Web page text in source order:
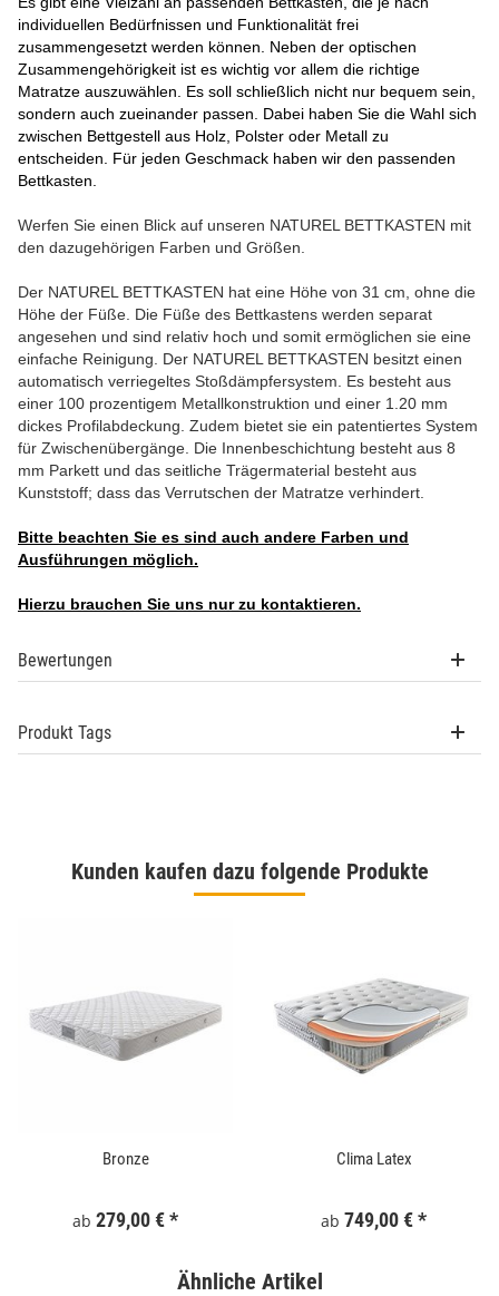
individuellen Bedürfnissen und Funktionalität frei
zusammengesetzt werden können. Neben der optischen
Zusammengehörigkeit ist es wichtig vor allem die richtige
Matratze auszuwählen. Es soll schließlich nicht nur bequem sein,
sondern auch zueinander passen. Dabei haben Sie die Wahl sich
zwischen Bettgestell aus Holz, Polster oder Metall zu
entscheiden. Für jeden Geschmack haben wir den passenden
Bettkasten.
Werfen Sie einen Blick auf unseren NATUREL BETTKASTEN mit
den dazugehörigen Farben und Größen.
Der NATUREL BETTKASTEN hat eine Höhe von 31 cm, ohne die
Höhe der Füße. Die Füße des Bettkastens werden separat
angesehen und sind relativ hoch und somit ermöglichen sie eine
einfache Reinigung. Der NATUREL BETTKASTEN besitzt einen
automatisch verriegeltes Stoßdämpfersystem. Es besteht aus
einer 100 prozentigem Metallkonstruktion und einer 1.20 mm
dickes Profilabdeckung. Zudem bietet sie ein patentiertes System
für Zwischenübergänge. Die Innenbeschichtung besteht aus 8
mm Parkett und das seitliche Trägermaterial besteht aus
Kunststoff; dass das Verrutschen der Matratze verhindert.
Bitte beachten Sie es sind auch andere Farben und
Ausführungen möglich.
Hierzu brauchen Sie uns nur zu kontaktieren.
Bewertungen
Produkt Tags
Kunden kaufen dazu folgende Produkte
Bronze
ab 279,00 €*
Clima Latex
ab 749,00 €*
Ähnliche Artikel